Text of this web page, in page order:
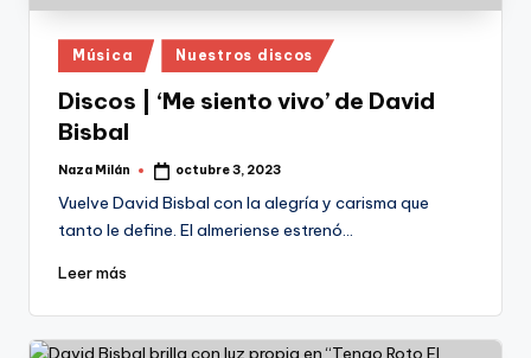
Publicado
en
Música Nuestros discos
Discos | ‘Me siento vivo’ de David
Bisbal
Publicado
Naza Milán octubre 3, 2023
Vuelve David Bisbal con la alegría y carisma que
tanto le define. El almeriense estrenó…
Leer más